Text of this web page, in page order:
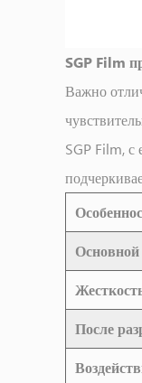
SGP Film
Важно
SGP Film, с
После